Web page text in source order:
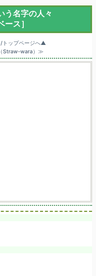
う名字の人々
ース］
/トップページへ▲
Straw-wara）≫